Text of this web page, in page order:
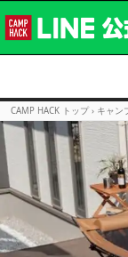
CAMP HACK トップ › キャン